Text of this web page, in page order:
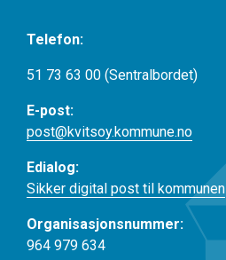
Telefon:
51 73 63 00 (Sentralbordet)
E-post:
post@kvitsoy.kommune.no
Edialog:
Sikker digital post til kommunen
Organisasjonsnummer:
964 979 634